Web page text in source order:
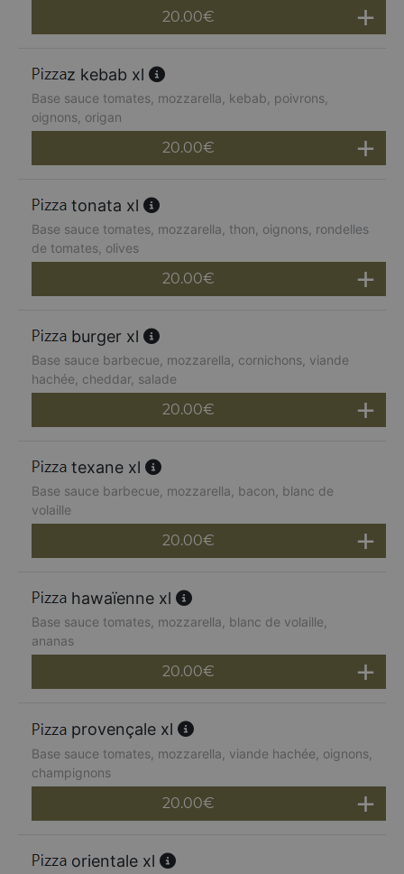
20.00€
z kebab xl
Base sauce tomates, mozzarella, kebab, poivrons,
oignons, origan
20.00€
tonata xl
Base sauce tomates, mozzarella, thon, oignons, rondelles
de tomates, olives
20.00€
burger xl
Base sauce barbecue, mozzarella, cornichons, viande
hachée, cheddar, salade
20.00€
texane xl
Base sauce barbecue, mozzarella, bacon, blanc de
volaille
20.00€
hawaïenne xl
Base sauce tomates, mozzarella, blanc de volaille,
ananas
20.00€
provençale xl
Base sauce tomates, mozzarella, viande hachée, oignons,
champignons
20.00€
orientale xl